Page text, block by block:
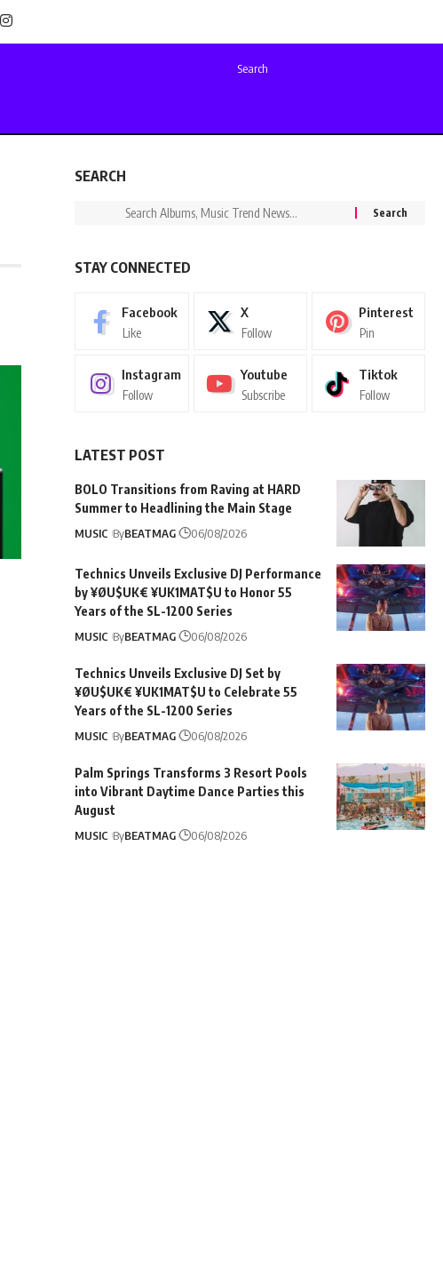
Search
SEARCH
STAY CONNECTED
Facebook
Like
X
Follow
Pinterest
Pin
Instagram
Follow
Youtube
Subscribe
Tiktok
Follow
LATEST POST
BOLO Transitions from Raving at HARD
Summer to Headlining the Main Stage
MUSIC ByBEATMAG 06/08/2026
Technics Unveils Exclusive DJ Performance
by ¥ØU$UK€ ¥UK1MAT$U to Honor 55
Years of the SL-1200 Series
MUSIC ByBEATMAG 06/08/2026
Technics Unveils Exclusive DJ Set by
¥ØU$UK€ ¥UK1MAT$U to Celebrate 55
Years of the SL-1200 Series
MUSIC ByBEATMAG 06/08/2026
Palm Springs Transforms 3 Resort Pools
into Vibrant Daytime Dance Parties this
August
MUSIC ByBEATMAG 06/08/2026